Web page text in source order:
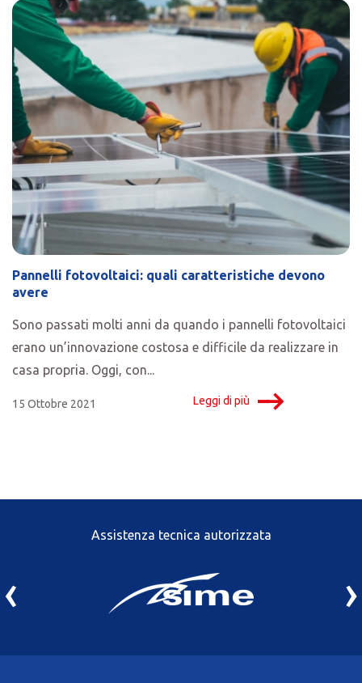
Pannelli fotovoltaici: quali caratteristiche devono
avere
Sono passati molti anni da quando i pannelli fotovoltaici
erano un’innovazione costosa e difficile da realizzare in
casa propria. Oggi, con...
15 Ottobre 2021 Leggi di più
Assistenza tecnica autorizzata
‹ ›